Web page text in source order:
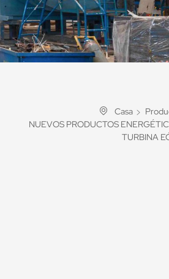
Casa
NUEVOS PRODUCTOS
TURBINA